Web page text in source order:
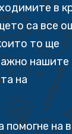
в
са все
то ще
нашите
на
помогне на